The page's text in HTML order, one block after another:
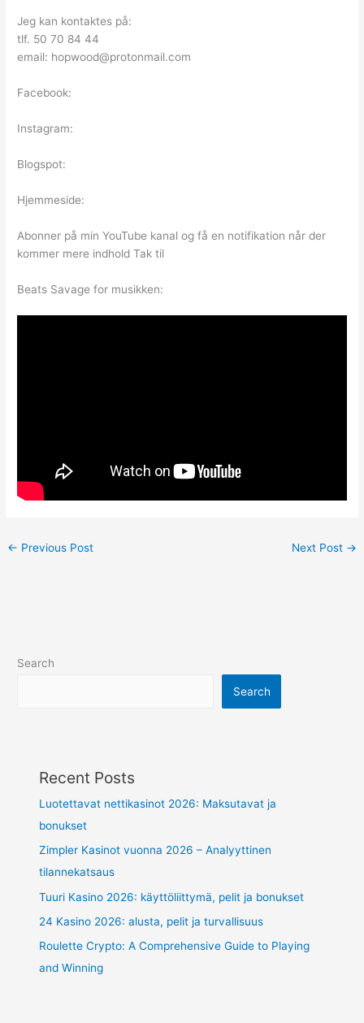
Jeg kan kontaktes på:
tlf. 50 70 84 44
email: hopwood@protonmail.com
Facebook:
Instagram:
Blogspot:
Hjemmeside:
Abonner på min YouTube kanal og få en notifikation når der
kommer mere indhold Tak til
Beats Savage for musikken:
← Previous Post Next Post →
Search
Search
Recent Posts
Luotettavat nettikasinot 2026: Maksutavat ja
bonukset
Zimpler Kasinot vuonna 2026 – Analyyttinen
tilannekatsaus
Tuuri Kasino 2026: käyttöliittymä, pelit ja bonukset
24 Kasino 2026: alusta, pelit ja turvallisuus
Roulette Crypto: A Comprehensive Guide to Playing
and Winning